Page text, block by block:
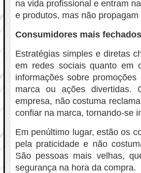
na vida profissional e entram
e produtos, mas não
Consumidores mais fechados
Estratégias simples e diretas
em redes sociais quanto em
informações sobre
marca ou ações divertidas.
empresa, não costuma
confiar na marca, tornando-se
Em penúltimo lugar, estão os
pela praticidade e não
São pessoas mais velhas,
segurança na hora da compra.